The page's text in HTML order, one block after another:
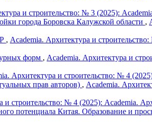
и строительство: № 3 (2025):
города Боровска Калужской области ,
, Academia. Архитектура и
форм , Academia. Архитектура и
Архитектура и строительство: № 4
прав авторов) , Academia.
и строительство: № 4 (2025): Academia.
потенциала Китая. Образование и